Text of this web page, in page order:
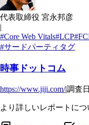
代表取締役 宮永邦彦
|
#Core Web Vitals#LCP
#サードパーティタグ
時事ドットコム
https://www.jiji.com/|調査
より詳しいレポートに